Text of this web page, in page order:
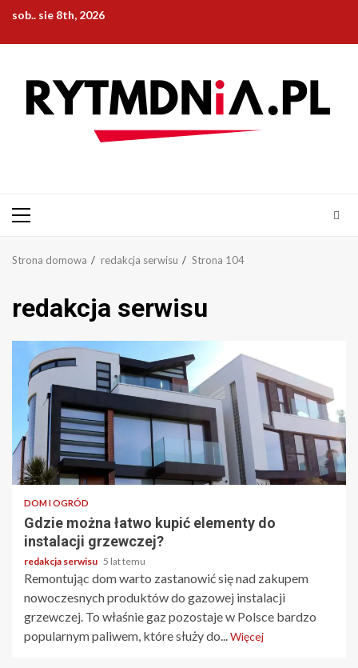
Przejdź
treści
sob.. sie 8th, 2026
Menu
Strona domowa redakcja serwisu Strona 104
redakcja serwisu
2 min odczytu
DOM I OGRÓD
Gdzie można łatwo kupić elementy do
instalacji grzewczej?
redakcja serwisu 5 lat temu
Remontując dom warto zastanowić się nad zakupem
nowoczesnych produktów do gazowej instalacji
grzewczej. To właśnie gaz pozostaje w Polsce bardzo
popularnym paliwem, które służy do...Więcej